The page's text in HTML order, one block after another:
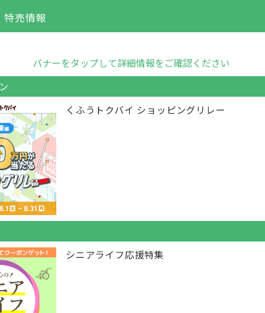
特売情報
バナーをタップして詳細情報をご確認ください
くふうトクバイ ショッピングリレー
シニアライフ応援特集